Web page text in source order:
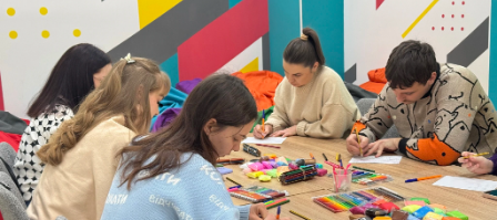
Запоріжжя» фахівці молодіжного центру «Піпл.юа»
розповіли, чи можливо втримати молодь у
Запоріжжі.